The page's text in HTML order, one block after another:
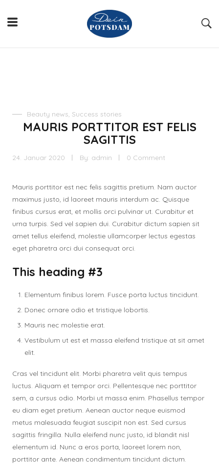
Beauty news, Success stories
MAURIS PORTTITOR EST FELIS
SAGITTIS
24. Januar 2020 By: admin 0 Comment
Mauris porttitor est nec felis sagittis pretium. Nam auctor
maximus justo, id laoreet mauris interdum ac. Quisque
finibus cursus erat, et mollis orci pulvinar ut. Curabitur et
urna turpis. Sed vel sapien dui. Curabitur dictum sapien sit
amet tellus eleifend, molestie ullamcorper lectus egestas
eget pharetra orci dui consequat orci.
This heading #3
Elementum finibus lorem. Fusce porta luctus tincidunt.
Donec ornare odio et tristique lobortis.
Mauris nec molestie erat.
Vestibulum ut est et massa eleifend tristique at sit amet
elit.
Cras vel tincidunt elit. Morbi pharetra velit quis tempus
luctus. Aliquam et tempor orci. Pellentesque nec porttitor
sem, a cursus odio. Morbi ut massa enim. Phasellus tempor
eu diam eget pretium. Aenean auctor neque euismod
metus malesuada feugiat suscipit non est. Sed cursus
sagittis fringilla. Nulla eleifend nunc justo, id blandit nisl
elementum id. Nunc a eros porta, laoreet lorem non,
porttitor ante. Aenean condimentum tincidunt dictum.